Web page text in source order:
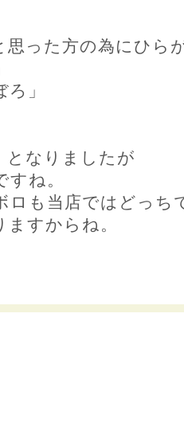
思った方の為にひら
」
となりましたが
ね。
ロも当店ではどっち
すからね。